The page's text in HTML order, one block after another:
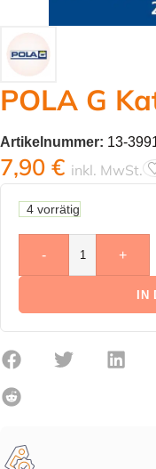
POLA G
Artikelnummer: 13-
7,90 € inkl. MwSt.
4 vorrätig
- +
IN